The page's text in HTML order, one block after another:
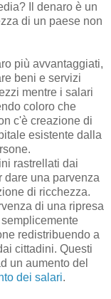
Il denaro è un
di un paese non
più avvantaggiati,
beni e servizi
mentre i salari
coloro che
c'è creazione di
esistente dalla
rastrellati dai
dare una parvenza
di ricchezza.
di una ripresa
redistribuendo a
cittadini. Questi
un aumento del
dei salari.